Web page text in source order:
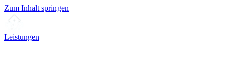
Zum Inhalt springen
Leistungen